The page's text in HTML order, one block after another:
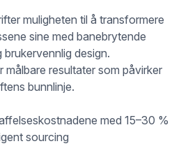
muligheten til å transformere
sine med banebrytende
design.
målbare resultater som påvirker
bunnlinje.
med 15–30 %
sourcing